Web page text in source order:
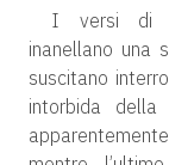
I versi di
inanellano una
suscitano
intorbida